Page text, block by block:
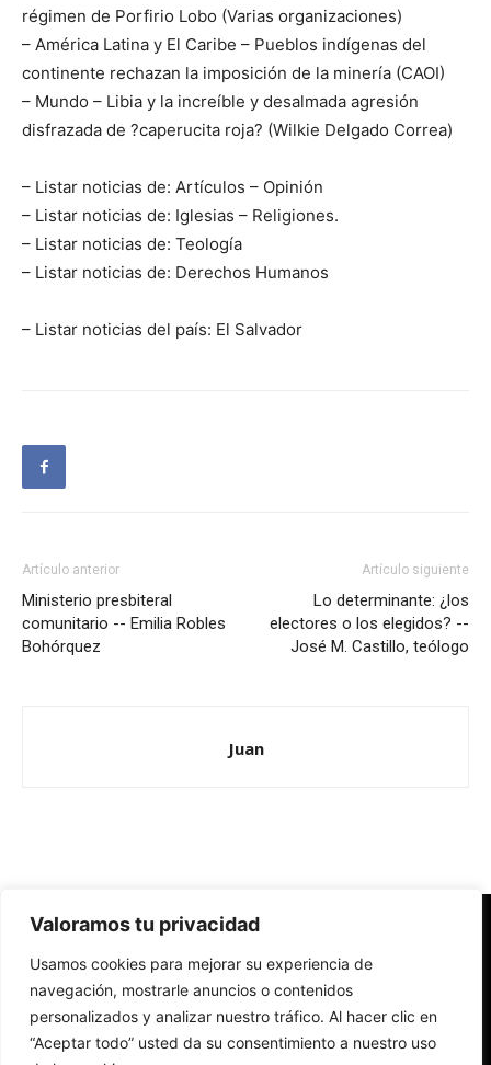
Valoramos tu privacidad
Usamos cookies para mejorar su experiencia de
navegación, mostrarle anuncios o contenidos
personalizados y analizar nuestro tráfico. Al hacer clic en
“Aceptar todo” usted da su consentimiento a nuestro uso
régimen de Porfirio Lobo (Varias organizaciones)
– América Latina y El Caribe – Pueblos indígenas del
continente rechazan la imposición de la minería (CAOI)
– Mundo – Libia y la increíble y desalmada agresión
disfrazada de ?caperucita roja? (Wilkie Delgado Correa)
– Listar noticias de: Artículos – Opinión
– Listar noticias de: Iglesias – Religiones.
– Listar noticias de: Teología
– Listar noticias de: Derechos Humanos
– Listar noticias del país: El Salvador
Artículo anterior
Ministerio presbiteral
comunitario -- Emilia Robles
Bohórquez
Artículo siguiente
Lo determinante: ¿los
electores o los elegidos? --
José M. Castillo, teólogo
Juan
Redes Cristianas
Una mirada alternativa sobre la Iglesia católica y la sociedad
- Colectivos de Redes Cristianas